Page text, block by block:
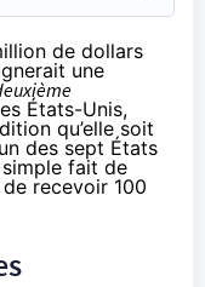
de dollars
une
États-Unis,
qu’elle soit
des sept États
fait de
recevoir 100